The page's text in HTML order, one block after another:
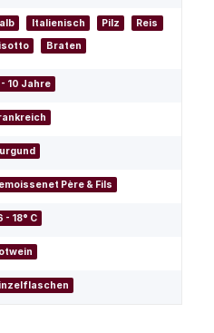
Italienisch Pilz
Reis
Braten
- 10 Jahre
Père & Fils
- 18° C